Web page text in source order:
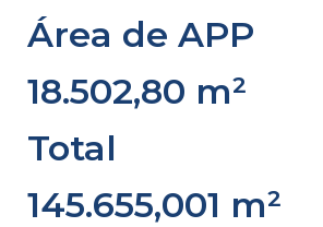
Área de APP
18.502,80 m²
Total
145.655,001 m²